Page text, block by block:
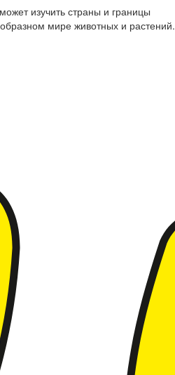
изучить страны и границы
мире животных и растений.